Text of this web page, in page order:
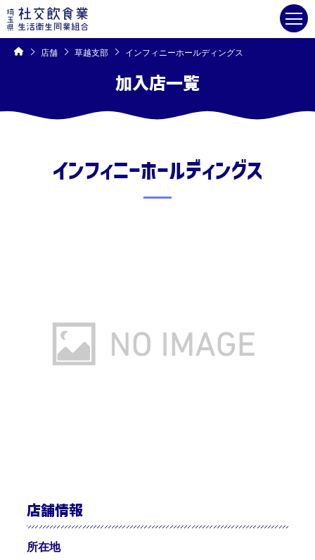
へ
店舗 草越支部 インフィニーホールディングス
加入店一覧
インフィニーホールディングス
店舗情報
所在地